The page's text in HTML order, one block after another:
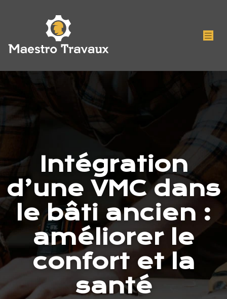
Intégration
d’une VMC dans
le bâti ancien :
améliorer le
confort et la
santé